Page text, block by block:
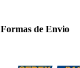
Formas de Envio